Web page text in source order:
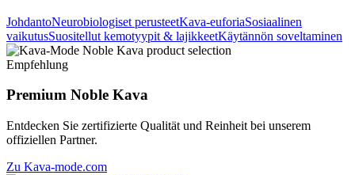
JohdantoNeurobiologiset perusteetKava-euforiaSosiaalinen
vaikutusSuositellut kemotyypit & lajikkeetKäytännön soveltaminen
Empfehlung
Premium Noble Kava
Entdecken Sie zertifizierte Qualität und Reinheit bei unserem
offiziellen Partner.
Zu Kava-mode.com